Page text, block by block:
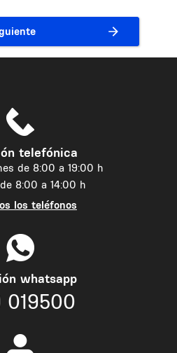
telefónica
de 8:00 a 19:00 h
8:00 a 14:00 h
los teléfonos
whatsapp
019500